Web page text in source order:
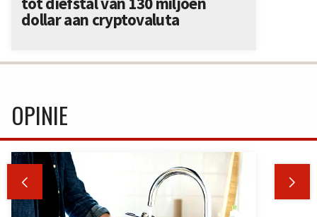
dollar aan cryptovaluta
OPINIE
 